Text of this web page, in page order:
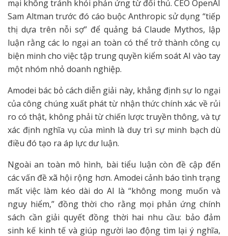
mại không tránh khỏi phản ứng từ đối thủ. CEO OpenAI
Sam Altman trước đó cáo buộc Anthropic sử dụng “tiếp
thị dựa trên nỗi sợ” để quảng bá Claude Mythos, lập
luận rằng các lo ngại an toàn có thể trở thành công cụ
biện minh cho việc tập trung quyền kiểm soát AI vào tay
một nhóm nhỏ doanh nghiệp.
Amodei bác bỏ cách diễn giải này, khẳng định sự lo ngại
của công chúng xuất phát từ nhận thức chính xác về rủi
ro có thật, không phải từ chiến lược truyền thông, và tự
xác định nghĩa vụ của mình là duy trì sự minh bạch dù
điều đó tạo ra áp lực dư luận.
Ngoài an toàn mô hình, bài tiểu luận còn đề cập đến
các vấn đề xã hội rộng hơn. Amodei cảnh báo tình trạng
mất việc làm kéo dài do AI là “không mong muốn và
nguy hiểm,” đồng thời cho rằng mọi phản ứng chính
sách cần giải quyết đồng thời hai nhu cầu: bảo đảm
sinh kế kinh tế và giúp người lao động tìm lại ý nghĩa,